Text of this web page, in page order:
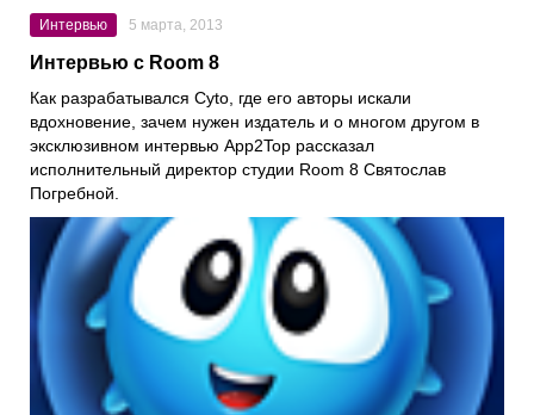
Интервью 5 марта, 2013
Интервью с Room 8
Как разрабатывался Cyto, где его авторы искали
вдохновение, зачем нужен издатель и о многом другом в
эксклюзивном интервью App2Top рассказал
исполнительный директор студии Room 8 Святослав
Погребной.